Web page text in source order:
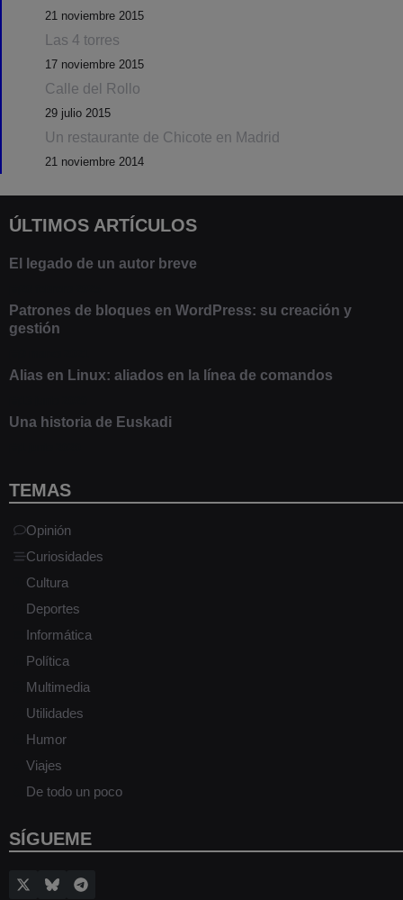
21 noviembre 2015
Las 4 torres
17 noviembre 2015
Calle del Rollo
29 julio 2015
Un restaurante de Chicote en Madrid
21 noviembre 2014
ÚLTIMOS ARTÍCULOS
El legado de un autor breve
Patrones de bloques en WordPress: su creación y
gestión
Alias en Linux: aliados en la línea de comandos
Una historia de Euskadi
TEMAS
Opinión
Curiosidades
Cultura
Deportes
Informática
Política
Multimedia
Utilidades
Humor
Viajes
De todo un poco
SÍGUEME